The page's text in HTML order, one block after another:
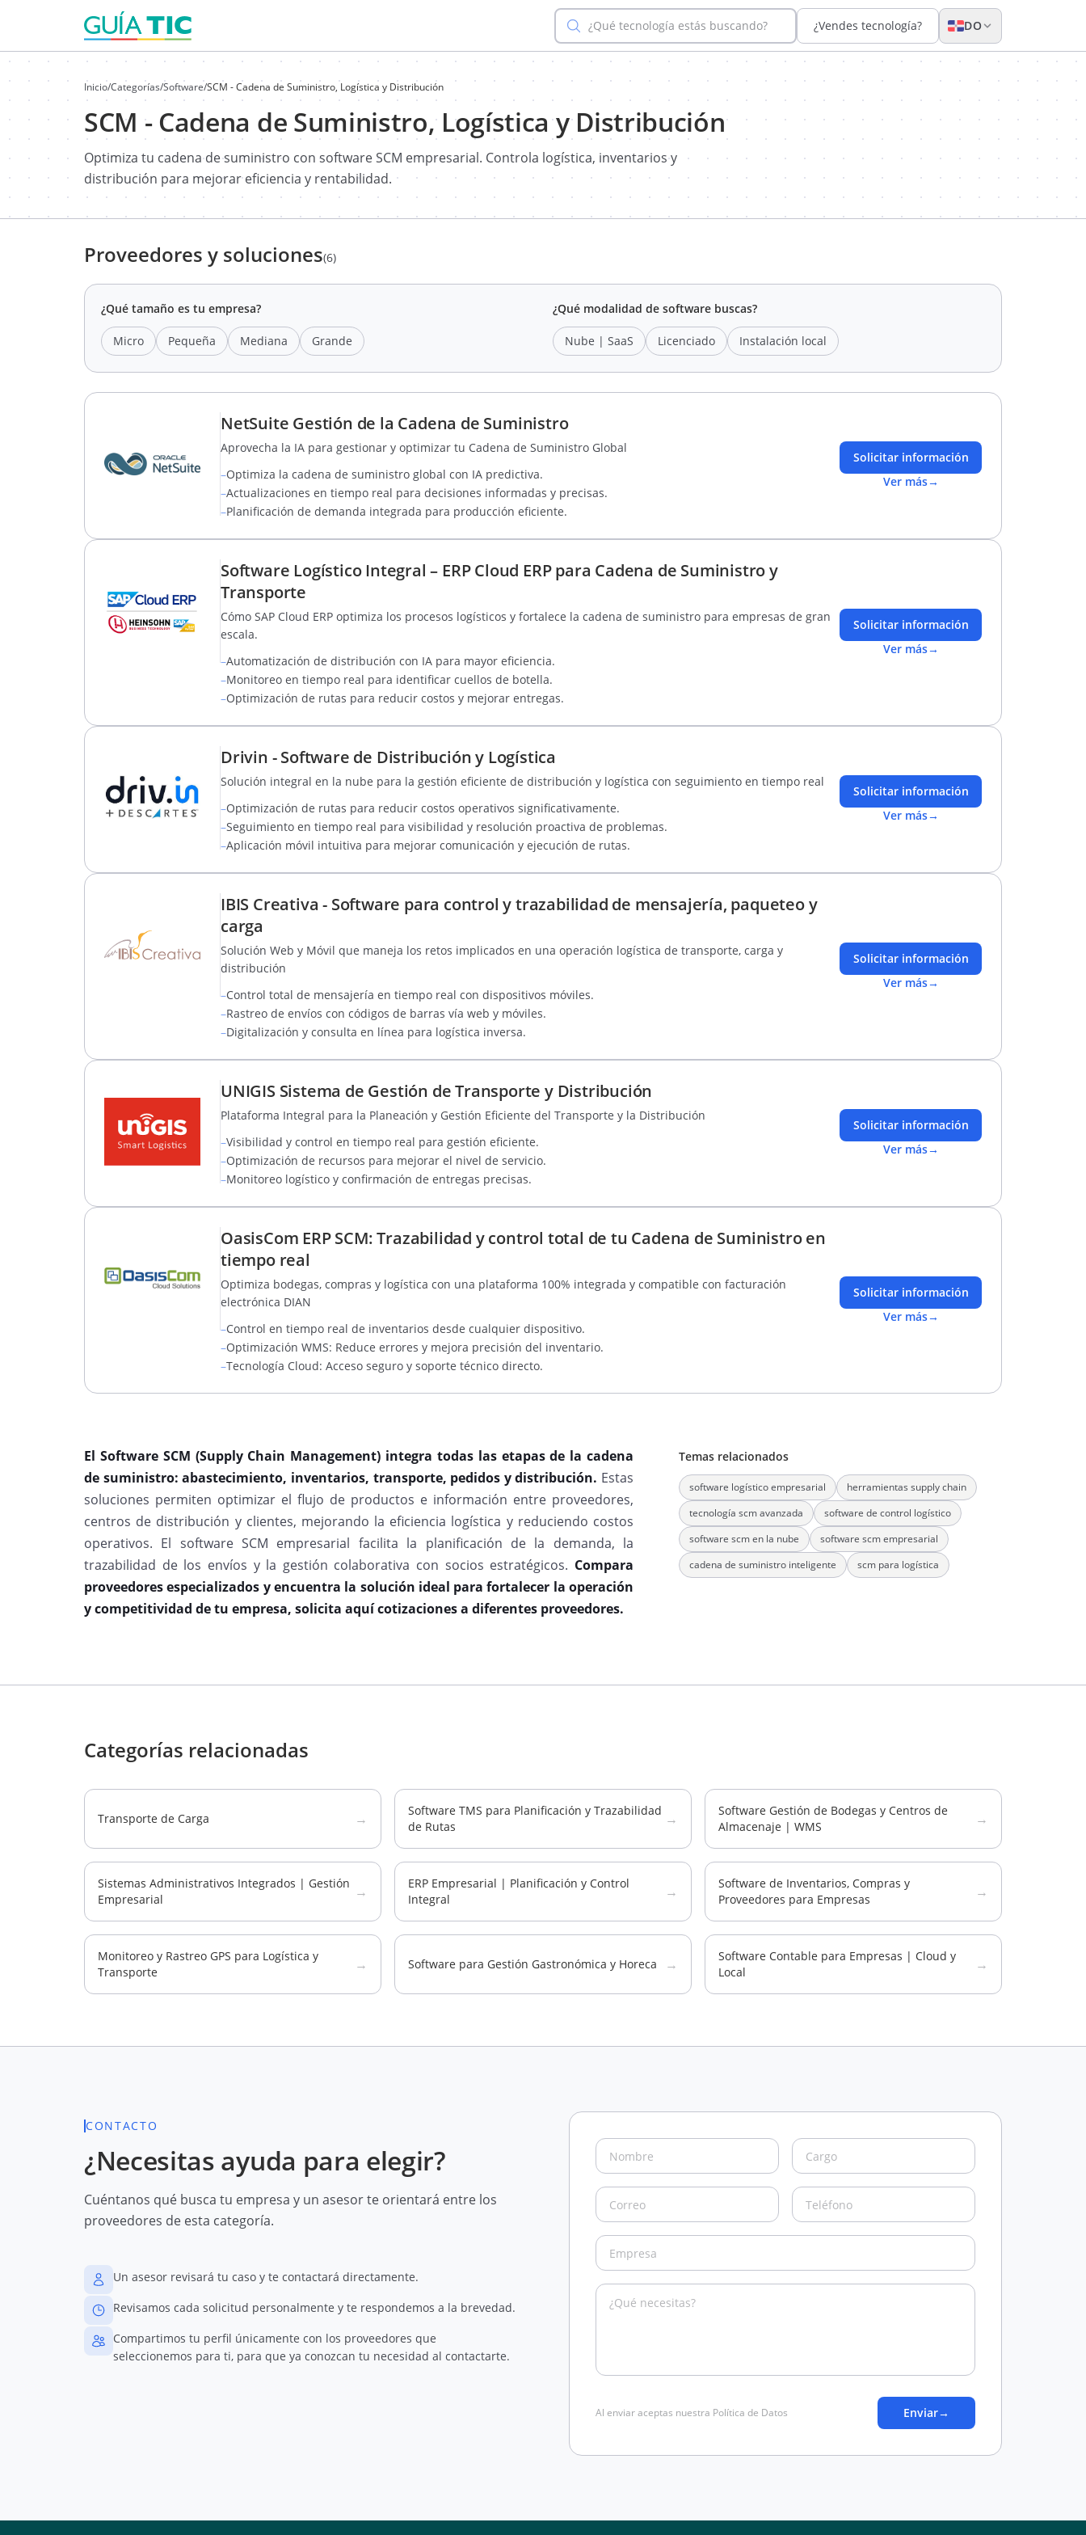
¿Qué tecnología estás buscando? ¿Vendes tecnología? DO
Inicio/Categorías/Software/SCM - Cadena de Suministro, Logística y Distribución
SCM - Cadena de Suministro, Logística y Distribución
Optimiza tu cadena de suministro con software SCM empresarial. Controla logística, inventarios y
distribución para mejorar eficiencia y rentabilidad.
Proveedores y soluciones(6)
¿Qué tamaño es tu empresa?
Micro Pequeña Mediana Grande
¿Qué modalidad de software buscas?
Nube | SaaS Licenciado Instalación local
NetSuite Gestión de la Cadena de Suministro
Aprovecha la IA para gestionar y optimizar tu Cadena de Suministro Global
–Optimiza la cadena de suministro global con IA predictiva.
–Actualizaciones en tiempo real para decisiones informadas y precisas.
–Planificación de demanda integrada para producción eficiente.
Solicitar información
Ver más→
Software Logístico Integral – ERP Cloud ERP para Cadena de Suministro y
Transporte
Cómo SAP Cloud ERP optimiza los procesos logísticos y fortalece la cadena de suministro para empresas de gran
escala.
–Automatización de distribución con IA para mayor eficiencia.
–Monitoreo en tiempo real para identificar cuellos de botella.
–Optimización de rutas para reducir costos y mejorar entregas.
Solicitar información
Ver más→
Drivin - Software de Distribución y Logística
Solución integral en la nube para la gestión eficiente de distribución y logística con seguimiento en tiempo real
–Optimización de rutas para reducir costos operativos significativamente.
–Seguimiento en tiempo real para visibilidad y resolución proactiva de problemas.
–Aplicación móvil intuitiva para mejorar comunicación y ejecución de rutas.
Solicitar información
Ver más→
IBIS Creativa - Software para control y trazabilidad de mensajería, paqueteo y
carga
Solución Web y Móvil que maneja los retos implicados en una operación logística de transporte, carga y
distribución
–Control total de mensajería en tiempo real con dispositivos móviles.
–Rastreo de envíos con códigos de barras vía web y móviles.
–Digitalización y consulta en línea para logística inversa.
Solicitar información
Ver más→
UNIGIS Sistema de Gestión de Transporte y Distribución
Plataforma Integral para la Planeación y Gestión Eficiente del Transporte y la Distribución
–Visibilidad y control en tiempo real para gestión eficiente.
–Optimización de recursos para mejorar el nivel de servicio.
–Monitoreo logístico y confirmación de entregas precisas.
Solicitar información
Ver más→
OasisCom ERP SCM: Trazabilidad y control total de tu Cadena de Suministro en
tiempo real
Optimiza bodegas, compras y logística con una plataforma 100% integrada y compatible con facturación
electrónica DIAN
–Control en tiempo real de inventarios desde cualquier dispositivo.
–Optimización WMS: Reduce errores y mejora precisión del inventario.
–Tecnología Cloud: Acceso seguro y soporte técnico directo.
Solicitar información
Ver más→
El Software SCM (Supply Chain Management) integra todas las etapas de la cadena
de suministro: abastecimiento, inventarios, transporte, pedidos y distribución. Estas
soluciones permiten optimizar el flujo de productos e información entre proveedores,
centros de distribución y clientes, mejorando la eficiencia logística y reduciendo costos
operativos. El software SCM empresarial facilita la planificación de la demanda, la
trazabilidad de los envíos y la gestión colaborativa con socios estratégicos. Compara
proveedores especializados y encuentra la solución ideal para fortalecer la operación
y competitividad de tu empresa, solicita aquí cotizaciones a diferentes proveedores.
Temas relacionados
software logístico empresarial
herramientas supply chain
tecnología scm avanzada
software de control logístico
software scm en la nube
software scm empresarial
cadena de suministro inteligente
scm para logística
Categorías relacionadas
Transporte de Carga →
Software TMS para Planificación y Trazabilidad
de Rutas
→
Software Gestión de Bodegas y Centros de
Almacenaje | WMS
→
Sistemas Administrativos Integrados | Gestión
Empresarial
→
ERP Empresarial | Planificación y Control
Integral
→
Software de Inventarios, Compras y
Proveedores para Empresas
→
Monitoreo y Rastreo GPS para Logística y
Transporte
→ Software para Gestión Gastronómica y Horeca →
Software Contable para Empresas | Cloud y
Local
→
CONTACTO
¿Necesitas ayuda para elegir?
Cuéntanos qué busca tu empresa y un asesor te orientará entre los
proveedores de esta categoría.
Un asesor revisará tu caso y te contactará directamente.
Revisamos cada solicitud personalmente y te respondemos a la brevedad.
Compartimos tu perfil únicamente con los proveedores que
seleccionemos para ti, para que ya conozcan tu necesidad al contactarte.
Al enviar aceptas nuestra Política de Datos Enviar→